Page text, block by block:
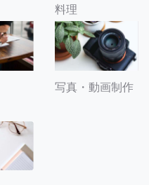
料理
写真・動画制作